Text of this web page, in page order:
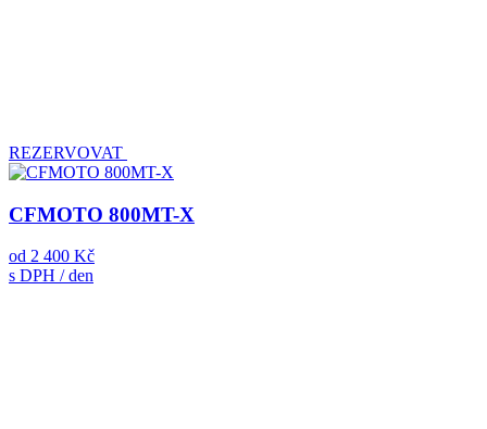
REZERVOVAT
CFMOTO 800MT-X
od 2 400 Kč
s DPH / den